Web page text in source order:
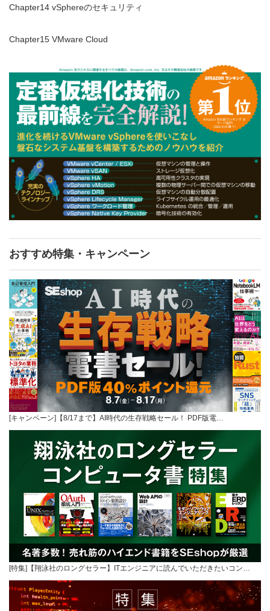
Chapter14 vSphereのセキュリティ
Chapter15 VMware Cloud
おすすめ特集・キャンペーン
[キャンペーン]【8/17まで】AI時代の生存戦略セール！ PDF版電…
[特集]【翔泳社のロングセラー】ITエンジニアに読んでいただきたいコン…